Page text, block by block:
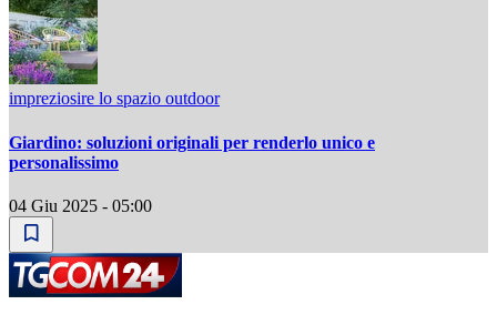
impreziosire lo spazio outdoor
Giardino: soluzioni originali per renderlo unico e
personalissimo
04 Giu 2025 - 05:00